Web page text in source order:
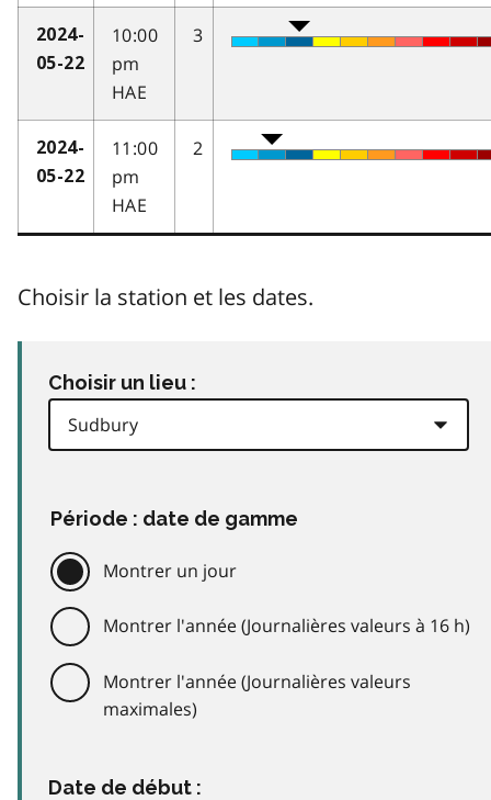
2024-
05-22
10:00
pm
HAE
3
2024-
05-22
11:00
pm
HAE
2
Choisir la station et les dates.
Choisir un lieu :
Période : date de gamme
Montrer un jour
Montrer l'année (Journalières valeurs à 16 h)
Montrer l'année (Journalières valeurs
maximales)
Date de début :